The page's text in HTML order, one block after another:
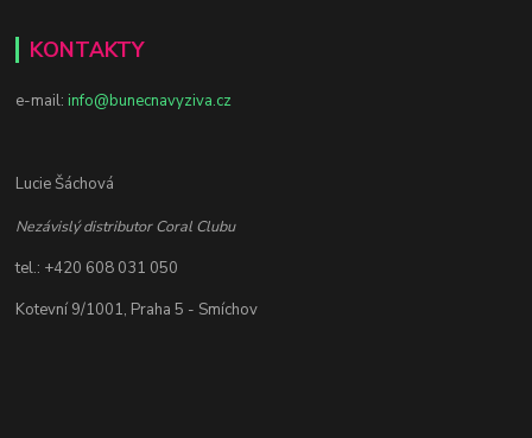
KONTAKTY
e-mail:info@bunecnavyziva.cz
Lucie Šáchová
Nezávislý distributor Coral Clubu
tel.: +420 608 031 050
Kotevní 9/1001, Praha 5 - Smíchov